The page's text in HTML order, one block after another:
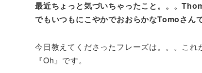
最近ちょっと気づいちゃったこと。。。
でもいつもにこやかでおおらかなTomoさん
今日教えてくださったフレーズは。。。こ
『Oh』です。